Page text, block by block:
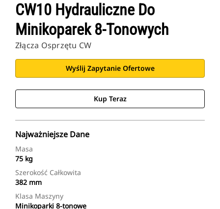
CW10 Hydrauliczne Do
Minikoparek 8-Tonowych
Złącza Osprzętu CW
Wyślij Zapytanie Ofertowe
Kup Teraz
Najważniejsze Dane
Masa
75 kg
Szerokość Całkowita
382 mm
Klasa Maszyny
Minikoparki 8-tonowe